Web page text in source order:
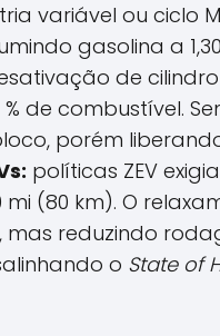
variável ou ciclo
gasolina a 1,30
de
de combustível.
porém
políticas ZEV
(80 km). O
mas reduzindo
o State of